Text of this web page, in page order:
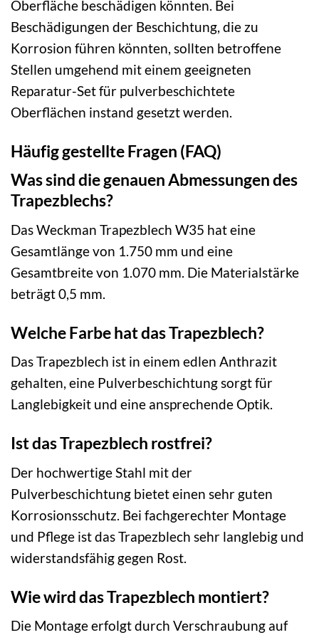
Oberfläche beschädigen könnten. Bei
Beschädigungen der Beschichtung, die zu
Korrosion führen könnten, sollten betroffene
Stellen umgehend mit einem geeigneten
Reparatur-Set für pulverbeschichtete
Oberflächen instand gesetzt werden.
Häufig gestellte Fragen (FAQ)
Was sind die genauen Abmessungen des
Trapezblechs?
Das Weckman Trapezblech W35 hat eine
Gesamtlänge von 1.750 mm und eine
Gesamtbreite von 1.070 mm. Die Materialstärke
beträgt 0,5 mm.
Welche Farbe hat das Trapezblech?
Das Trapezblech ist in einem edlen Anthrazit
gehalten, eine Pulverbeschichtung sorgt für
Langlebigkeit und eine ansprechende Optik.
Ist das Trapezblech rostfrei?
Der hochwertige Stahl mit der
Pulverbeschichtung bietet einen sehr guten
Korrosionsschutz. Bei fachgerechter Montage
und Pflege ist das Trapezblech sehr langlebig und
widerstandsfähig gegen Rost.
Wie wird das Trapezblech montiert?
Die Montage erfolgt durch Verschraubung auf